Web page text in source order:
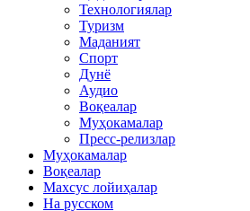
Технологиялар
Туризм
Маданият
Спорт
Дунё
Аудио
Воқеалар
Муҳокамалар
Пресс-релизлар
Муҳокамалар
Воқеалар
Махсус лойиҳалар
На русском